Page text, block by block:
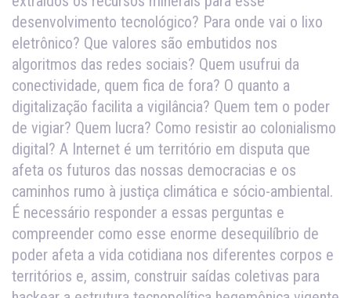
desenvolvimento tecnológico? Para onde vai o lixo
eletrônico? Que valores são embutidos nos
algoritmos das redes sociais? Quem usufrui da
conectividade, quem fica de fora? O quanto a
digitalização facilita a vigilância? Quem tem o poder
de vigiar? Quem lucra? Como resistir ao colonialismo
digital? A Internet é um território em disputa que
afeta os futuros das nossas democracias e os
caminhos rumo à justiça climática e sócio-ambiental.
É necessário responder a essas perguntas e
compreender como esse enorme desequilíbrio de
poder afeta a vida cotidiana nos diferentes corpos e
territórios e, assim, construir saídas coletivas para